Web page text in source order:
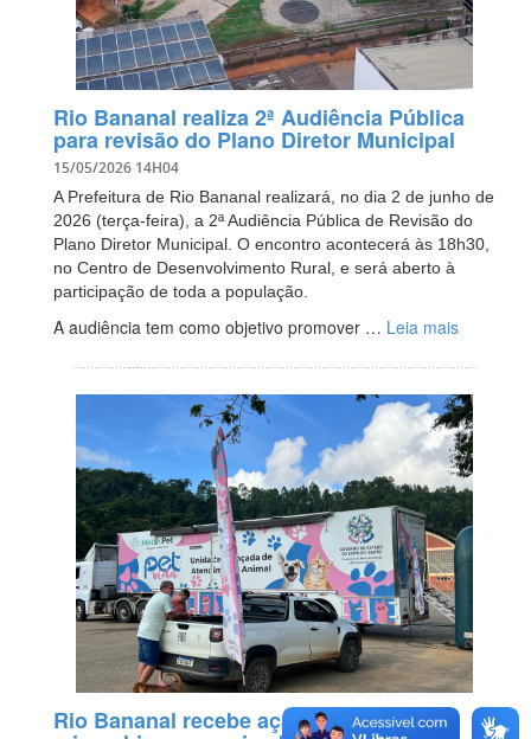
Rio Bananal realiza 2ª Audiência Pública
para revisão do Plano Diretor Municipal
15/05/2026 14H04
A Prefeitura de Rio Bananal realizará, no dia 2 de junho de
2026 (terça-feira), a 2ª Audiência Pública de Revisão do
Plano Diretor Municipal. O encontro acontecerá às 18h30,
no Centro de Desenvolvimento Rural, e será aberto à
participação de toda a população.
A audiência tem como objetivo promover … Leia mais
Rio Bananal recebe ação de castração e